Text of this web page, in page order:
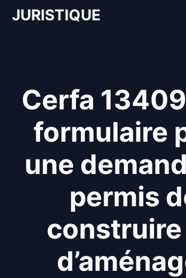
AllerJURISTIQUE
Cerfa
formulaire
une
permis
construire